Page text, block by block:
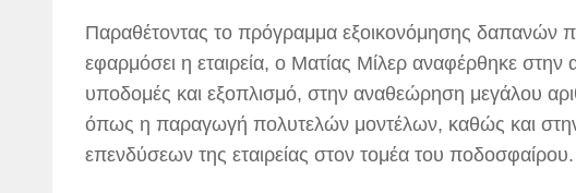
Παραθέτοντας το πρόγραμμα εξοικονόμησης δαπανών
εφαρμόσει η εταιρεία, ο Ματίας Μίλερ αναφέρθηκε
υποδομές και εξοπλισμό, στην αναθεώρηση μεγάλου
όπως η παραγωγή πολυτελών μοντέλων, καθώς και
επενδύσεων της εταιρείας στον τομέα του ποδοσφαίρου.